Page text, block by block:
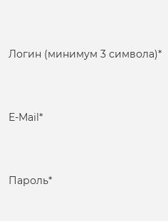
Логин (минимум 3 символа)*
E-Mail*
Пароль*